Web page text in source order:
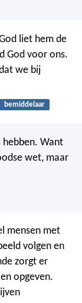
liet hem de
God voor ons.
we bij
bemiddelaar
hebben. Want
wet, maar
mensen met
volgen en
zorgt er
opgeven.